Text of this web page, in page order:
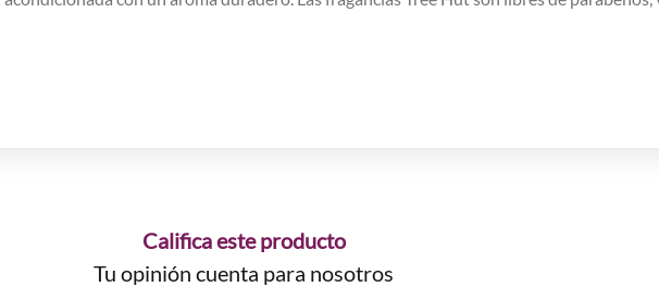
Califica este producto
Tu opinión cuenta para nosotros